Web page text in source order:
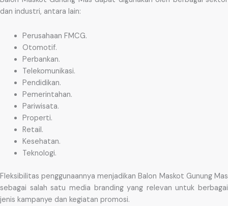
dan industri, antara lain:
Perusahaan FMCG.
Otomotif.
Perbankan.
Telekomunikasi.
Pendidikan.
Pemerintahan.
Pariwisata.
Properti.
Retail.
Kesehatan.
Teknologi.
Fleksibilitas penggunaannya menjadikan Balon Maskot Gunung Mas
sebagai salah satu media branding yang relevan untuk berbagai
jenis kampanye dan kegiatan promosi.